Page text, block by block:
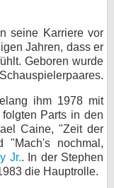
seine Karriere vor
Jahren, dass er
Geboren wurde
ihm 1978 mit
Parts in den
Caine, "Zeit der
"Mach's nochmal,
Jr.. In der Stephen
die Hauptrolle.